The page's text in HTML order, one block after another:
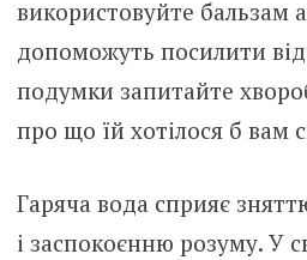
використовуйте бальзам
допоможуть посилити
подумки запитайте
про що їй хотілося б вам
Гаряча вода сприяє
і заспокоєнню розуму. У